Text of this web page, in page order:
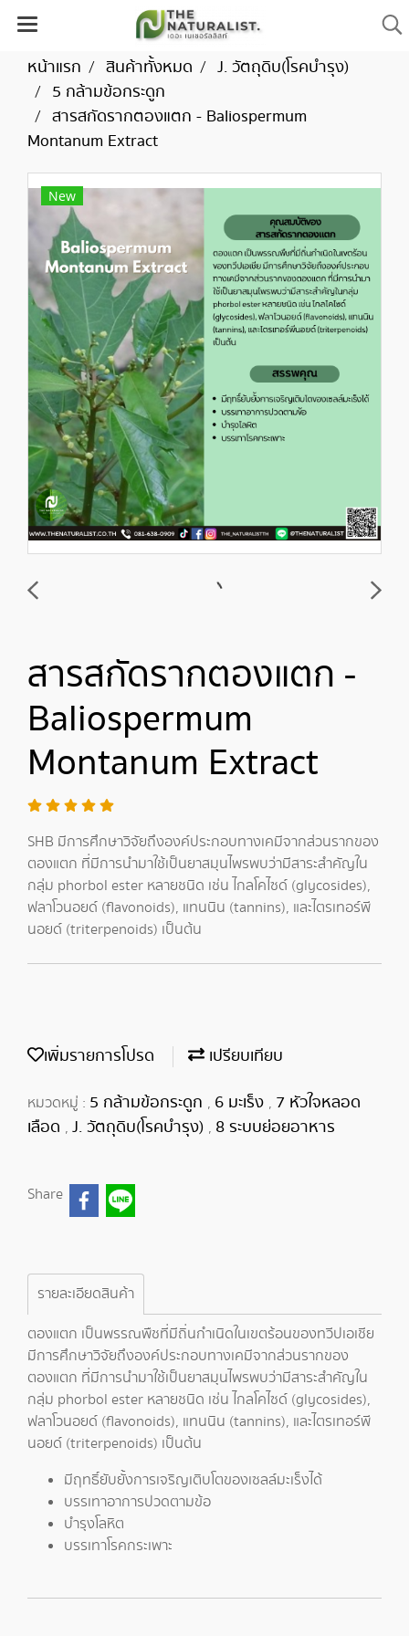
หน้าแรก สินค้าทั้งหมด
J. วัตถุดิบ(โรคบำรุง)
5 กล้ามข้อกระดูก
สารสกัดรากตองแตก - Baliospermum
Montanum Extract
New
สารสกัดรากตองแตก -
Baliospermum
Montanum Extract
SHB มีการศึกษาวิจัยถึงองค์ประกอบทางเคมีจากส่วนรากของ
ตองแตก ที่มีการนำมาใช้เป็นยาสมุนไพรพบว่ามีสาระสำคัญใน
กลุ่ม phorbol ester หลายชนิด เช่น ไกลโคไซด์ (glycosides),
ฟลาโวนอยด์ (flavonoids), แทนนิน (tannins), และไตรเทอร์พี
นอยด์ (triterpenoids) เป็นต้น
เพิ่มรายการโปรด เปรียบเทียบ
หมวดหมู่ : 5 กล้ามข้อกระดูก , 6 มะเร็ง , 7 หัวใจหลอด
เลือด , J. วัตถุดิบ(โรคบำรุง) , 8 ระบบย่อยอาหาร
Share
รายละเอียดสินค้า
ตองแตก เป็นพรรณพืชที่มีถิ่นกำเนิดในเขตร้อนของทวีปเอเชีย
มีการศึกษาวิจัยถึงองค์ประกอบทางเคมีจากส่วนรากของ
ตองแตก ที่มีการนำมาใช้เป็นยาสมุนไพรพบว่ามีสาระสำคัญใน
กลุ่ม phorbol ester หลายชนิด เช่น ไกลโคไซด์ (glycosides),
ฟลาโวนอยด์ (flavonoids), แทนนิน (tannins), และไตรเทอร์พี
นอยด์ (triterpenoids) เป็นต้น
มีฤทธิ์ยับยั้งการเจริญเติบโตของเซลล์มะเร็งได้
บรรเทาอาการปวดตามข้อ
บำรุงโลหิต
บรรเทาโรคกระเพาะ